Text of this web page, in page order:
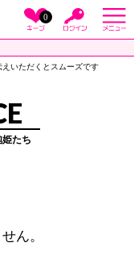
0
えいただくとスムーズです
たち
ん。